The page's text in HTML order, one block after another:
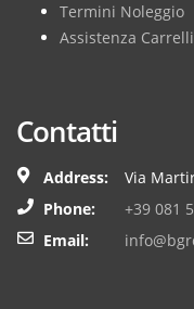
Termini Noleggio
Assistenza
Contatti
Address:
Via
Phone:
+39 081
Email: